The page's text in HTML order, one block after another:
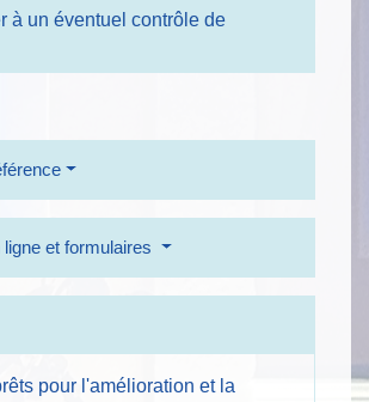
à un éventuel contrôle de
et formulaires
pour l'amélioration et la